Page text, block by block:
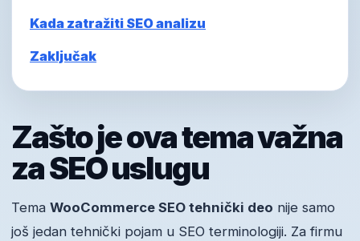
Kada zatražiti SEO analizu
Zaključak
Zašto je ova tema važna
za SEO uslugu
Tema WooCommerce SEO tehnički deo nije samo
još jedan tehnički pojam u SEO terminologiji. Za firmu